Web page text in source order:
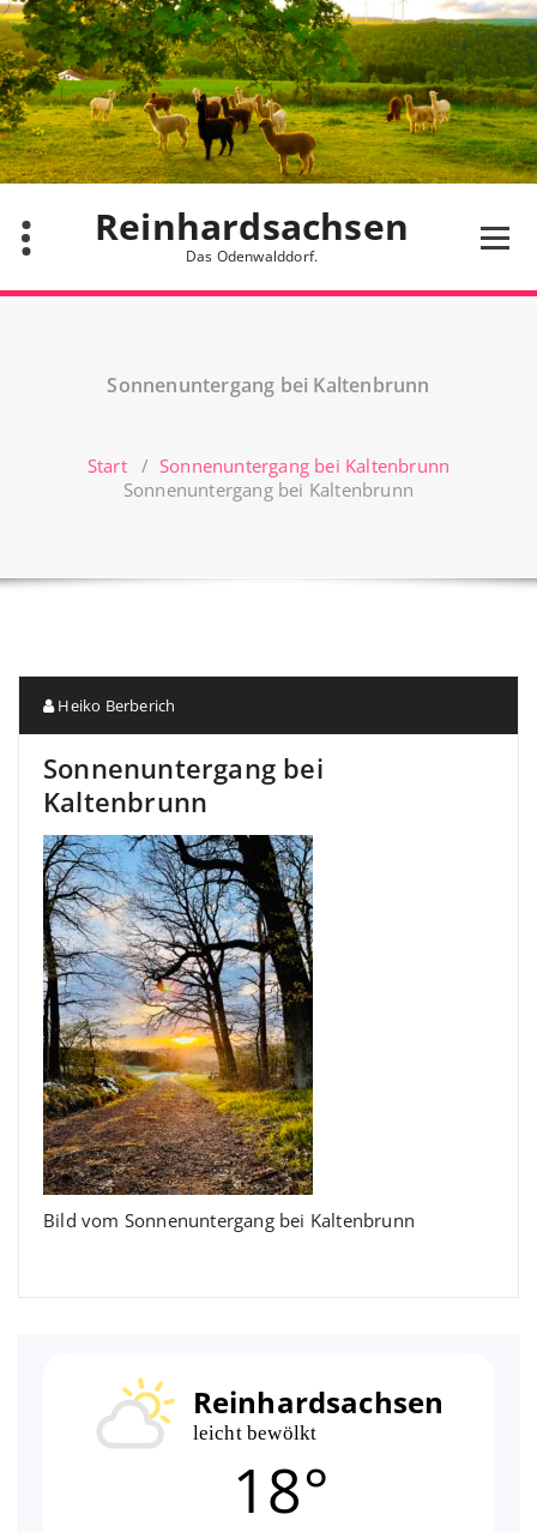
Zum
Inhalt
springen
Reinhardsachsen
Das Odenwalddorf.
Sonnenuntergang bei Kaltenbrunn
Start/ Sonnenuntergang bei Kaltenbrunn
Sonnenuntergang bei Kaltenbrunn
Heiko Berberich
Sonnenuntergang bei
Kaltenbrunn
Bild vom Sonnenuntergang bei Kaltenbrunn
Reinhardsachsen
leicht bewölkt
18°